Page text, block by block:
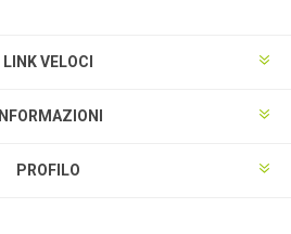
LINK VELOCI
INFORMAZIONI
PROFILO